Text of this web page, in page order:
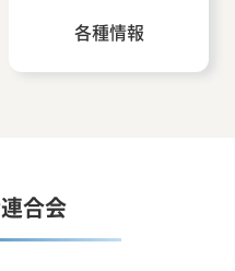
各種情報
合会